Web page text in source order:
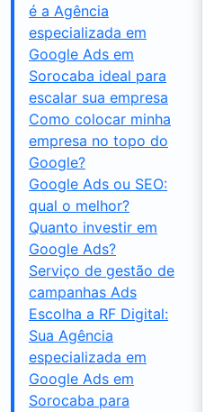
é a Agência
especializada em
Google Ads em
Sorocaba ideal para
escalar sua empresa
Como colocar minha
empresa no topo do
Google?
Google Ads ou SEO:
qual o melhor?
Quanto investir em
Google Ads?
Serviço de gestão de
campanhas Ads
Escolha a RF Digital:
Sua Agência
especializada em
Google Ads em
Sorocaba para